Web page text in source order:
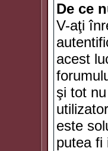
De ce
V-aţi
acest
şi tot
este
putea fi